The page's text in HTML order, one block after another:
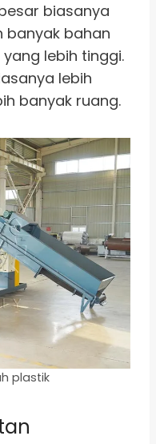
biasanya
banyak bahan
lebih tinggi.
lebih
banyak ruang.
plastik